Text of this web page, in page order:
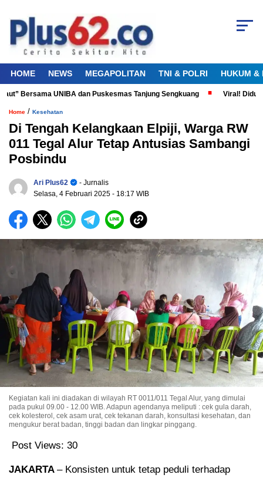
HOME NEWS MEGAPOLITAN TNI & POLRI HUKUM &
Bersama UNIBA dan Puskesmas Tanjung Sengkuang Viral! Diduga
Home / Kesehatan
Di Tengah Kelangkaan Elpiji, Warga RW
011 Tegal Alur Tetap Antusias Sambangi
Posbindu
Ari Plus62
- Jurnalis
Selasa, 4 Februari 2025 - 18:17 WIB
Kegiatan kali ini diadakan di wilayah RT 0011/011 Tegal Alur, yang dimulai
pada pukul 09.00 - 12.00 WIB. Adapun agendanya meliputi : cek gula darah,
cek kolesterol, cek asam urat, cek tekanan darah, konsultasi kesehatan, dan
mengukur berat badan, tinggi badan dan lingkar pinggang.
Post Views: 30
JAKARTA – Konsisten untuk tetap peduli terhadap